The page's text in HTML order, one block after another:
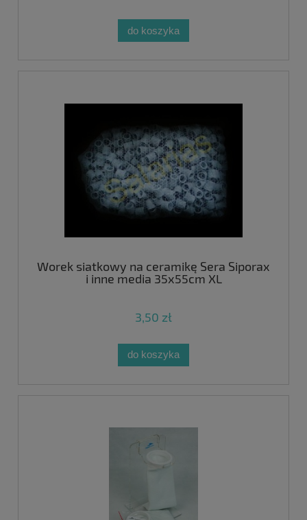
do koszyka
Worek siatkowy na ceramikę Sera Siporax
i inne media 35x55cm XL
3,50 zł
do koszyka